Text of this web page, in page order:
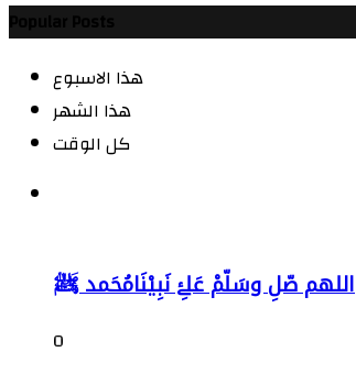
هذا الاسبوع
هذا الشهر
كل الوقت
اللهم صّلِ وسَلّمْ عَلۓِ نَبِيْنَامُحَمد ﷺ
0